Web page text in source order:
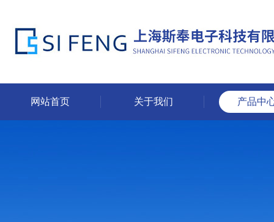
网站首页 关于我们 产品中